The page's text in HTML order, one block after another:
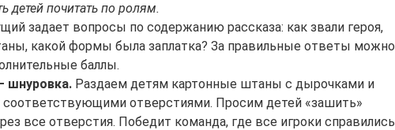
детей почитать по ролям.
задает вопросы по содержанию рассказа: как звали героя,
какой формы была заплатка? За правильные ответы можно
баллы.
шнуровка. Раздаем детям картонные штаны с дырочками и
соответствующими отверстиями. Просим детей «зашить»
все отверстия. Победит команда, где все игроки справились